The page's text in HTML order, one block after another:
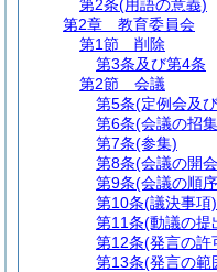
第2条(用語の意義)
第2章
教育委員会
第1節
削除
第3条及び第4条
第2節
会議
第5条(定例会及
第6条(会議の招
第7条(参集)
第8条(会議の開
第9条(会議の順
第10条(議決事項)
第11条(動議の提
第12条(発言の許
第13条(発言の範